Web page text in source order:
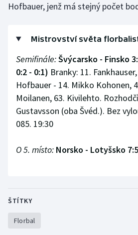
Hofbauer, jenž má stejný počet
Mistrovství světa
Semifinále:Švýcarsko - Finsko
0:2 - 0:1) Branky: 11.
Hofbauer - 14. Mikko Kohonen,
Moilanen, 63. Kivilehto.
Gustavsson (oba Švéd.). Bez
085. 19:30
O 5. místo: Norsko - Lotyšsko
ŠTÍTKY
Florbal